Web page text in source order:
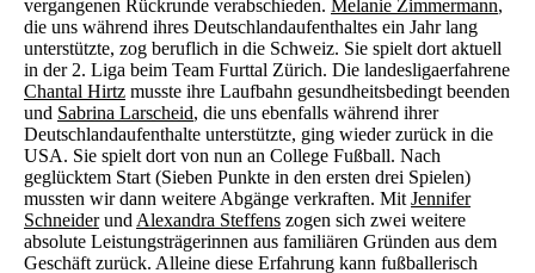
vergangenen Rückrunde verabschieden. Melanie Zimmermann,
die uns während ihres Deutschlandaufenthaltes ein Jahr lang
unterstützte, zog beruflich in die Schweiz. Sie spielt dort aktuell
in der 2. Liga beim Team Furttal Zürich. Die landesligaerfahrene
Chantal Hirtz musste ihre Laufbahn gesundheitsbedingt beenden
und Sabrina Larscheid, die uns ebenfalls während ihrer
Deutschlandaufenthalte unterstützte, ging wieder zurück in die
USA. Sie spielt dort von nun an College Fußball. Nach
geglücktem Start (Sieben Punkte in den ersten drei Spielen)
mussten wir dann weitere Abgänge verkraften. Mit Jennifer
Schneiderund Alexandra Steffens zogen sich zwei weitere
absolute Leistungsträgerinnen aus familiären Gründen aus dem
Geschäft zurück. Alleine diese Erfahrung kann fußballerisch